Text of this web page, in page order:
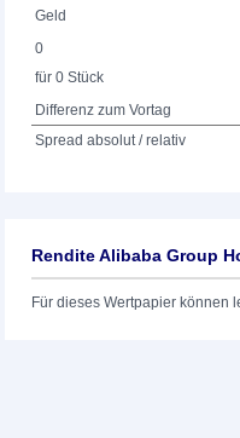
Geld
0
für 0 Stück
Differenz zum Vortag
Spread absolut / relativ
Rendite Alibaba Group
Für dieses Wertpapier können